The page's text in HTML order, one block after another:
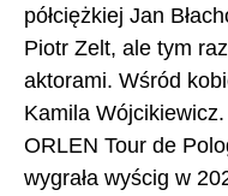
półciężkiej Jan
Piotr Zelt, ale tym
aktorami. Wśród
Kamila
ORLEN Tour de
wygrała wyścig w